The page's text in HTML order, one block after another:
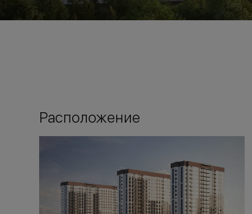
Расположение